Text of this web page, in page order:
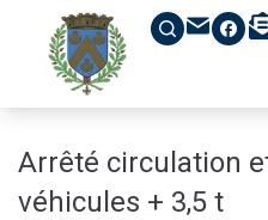
principal
Arrêté circulation
véhicules + 3,5 t